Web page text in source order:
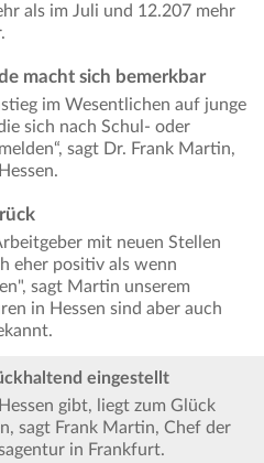
als im Juli und 12.207 mehr
macht sich bemerkbar
im Wesentlichen auf junge
sich nach Schul- oder
sagt Dr. Frank Martin,
mit neuen Stellen
eher positiv als wenn
sagt Martin unserem
in Hessen sind aber auch
eingestellt
gibt, liegt zum Glück
sagt Frank Martin, Chef der
in Frankfurt.